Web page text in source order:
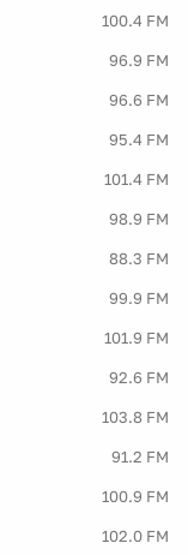
100.4 FM
96.9 FM
96.6 FM
95.4 FM
101.4 FM
98.9 FM
88.3 FM
99.9 FM
101.9 FM
92.6 FM
103.8 FM
91.2 FM
100.9 FM
102.0 FM